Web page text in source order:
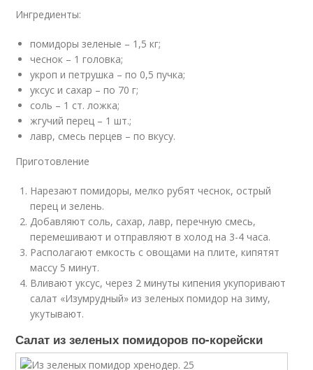
Ингредиенты:
помидоры зеленые – 1,5 кг;
чеснок – 1 головка;
укроп и петрушка – по 0,5 пучка;
уксус и сахар – по 70 г;
соль – 1 ст. ложка;
жгучий перец – 1 шт.;
лавр, смесь перцев – по вкусу.
Приготовление
Нарезают помидоры, мелко рубят чеснок, острый
перец и зелень.
Добавляют соль, сахар, лавр, перечную смесь,
перемешивают и отправляют в холод на 3-4 часа.
Располагают емкость с овощами на плите, кипятят
массу 5 минут.
Вливают уксус, через 2 минуты кипения укупоривают
салат «Изумрудный» из зеленых помидор на зиму,
укутывают.
Салат из зеленых помидоров по-корейски